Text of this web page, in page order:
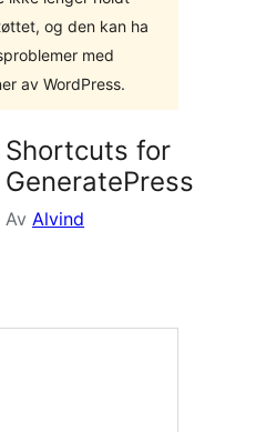
og den kan ha
med
av WordPress.
Shortcuts for
GeneratePress
Av Alvind